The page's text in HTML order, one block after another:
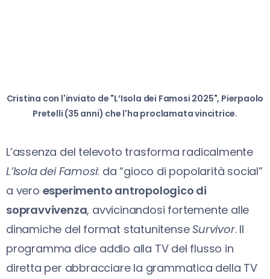
Cristina con l'inviato de "L’Isola dei Famosi 2025", Pierpaolo
Pretelli (35 anni) che l'ha proclamata vincitrice.
L’assenza del televoto trasforma radicalmente
L’Isola dei Famosi: da “gioco di popolarità social”
a vero esperimento antropologico di
sopravvivenza, avvicinandosi fortemente alle
dinamiche del format statunitense Survivor. Il
programma dice addio alla TV del flusso in
diretta per abbracciare la grammatica della TV